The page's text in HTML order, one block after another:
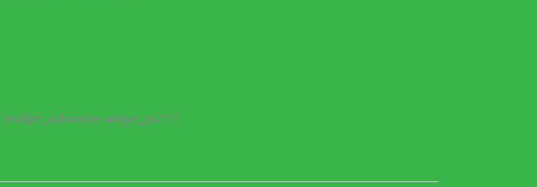
[mailjet_subscribe widget_id="2"]